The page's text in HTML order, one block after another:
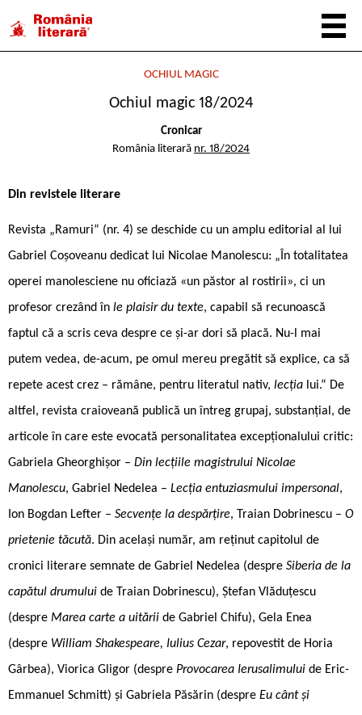
OCHIUL MAGIC
Ochiul magic 18/2024
Cronicar
România literară nr. 18/2024
Din revistele literare
Revista „Ramuri“ (nr. 4) se deschide cu un amplu editorial al lui
Gabriel Coșoveanu dedicat lui Nicolae Manolescu: „În totalitatea
operei manolesciene nu oficiază «un păstor al rostirii», ci un
profesor crezând în le plaisir du texte, capabil să recunoască
faptul că a scris ceva despre ce și-ar dori să placă. Nu-l mai
putem vedea, de-acum, pe omul mereu pregătit să explice, ca să
repete acest crez – rămâne, pentru literatul nativ, lecția lui.“ De
altfel, revista craioveană publică un întreg grupaj, substanțial, de
articole în care este evocată personalitatea excepționalului critic:
Gabriela Gheorghișor – Din lecțiile magistrului Nicolae
Manolescu, Gabriel Nedelea – Lecția entuziasmului impersonal,
Ion Bogdan Lefter – Secvențe la despărțire, Traian Dobrinescu – O
prietenie tăcută. Din același număr, am reținut capitolul de
cronici literare semnate de Gabriel Nedelea (despre Siberia de la
capătul drumului de Traian Dobrinescu), Ștefan Vlăduțescu
(despre Marea carte a uitării de Gabriel Chifu), Gela Enea
(despre William Shakespeare, Iulius Cezar, repovestit de Horia
Gârbea), Viorica Gligor (despre Provocarea Ierusalimului de Eric-
Emmanuel Schmitt) și Gabriela Păsărin (despre Eu cânt și